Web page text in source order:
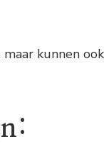
kunnen ook